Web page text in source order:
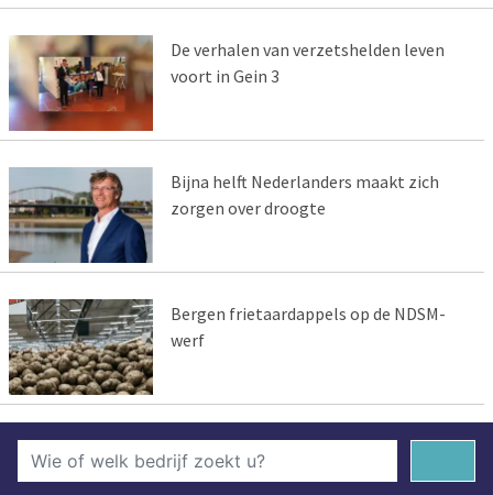
De verhalen van verzetshelden leven
voort in Gein 3
Bijna helft Nederlanders maakt zich
zorgen over droogte
Bergen frietaardappels op de NDSM-
werf